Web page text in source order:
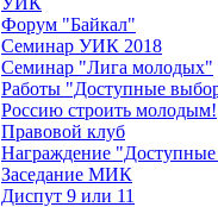
Форум "Байкал"
Семинар УИК 2018
Семинар "Лига молодых"
Работы "Доступные
Россию строить молодым!
Правовой клуб
Награждение
Заседание МИК
Диспут 9 или 11